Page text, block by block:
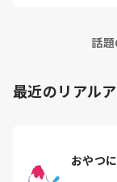
話
最近のリアル
おやつ